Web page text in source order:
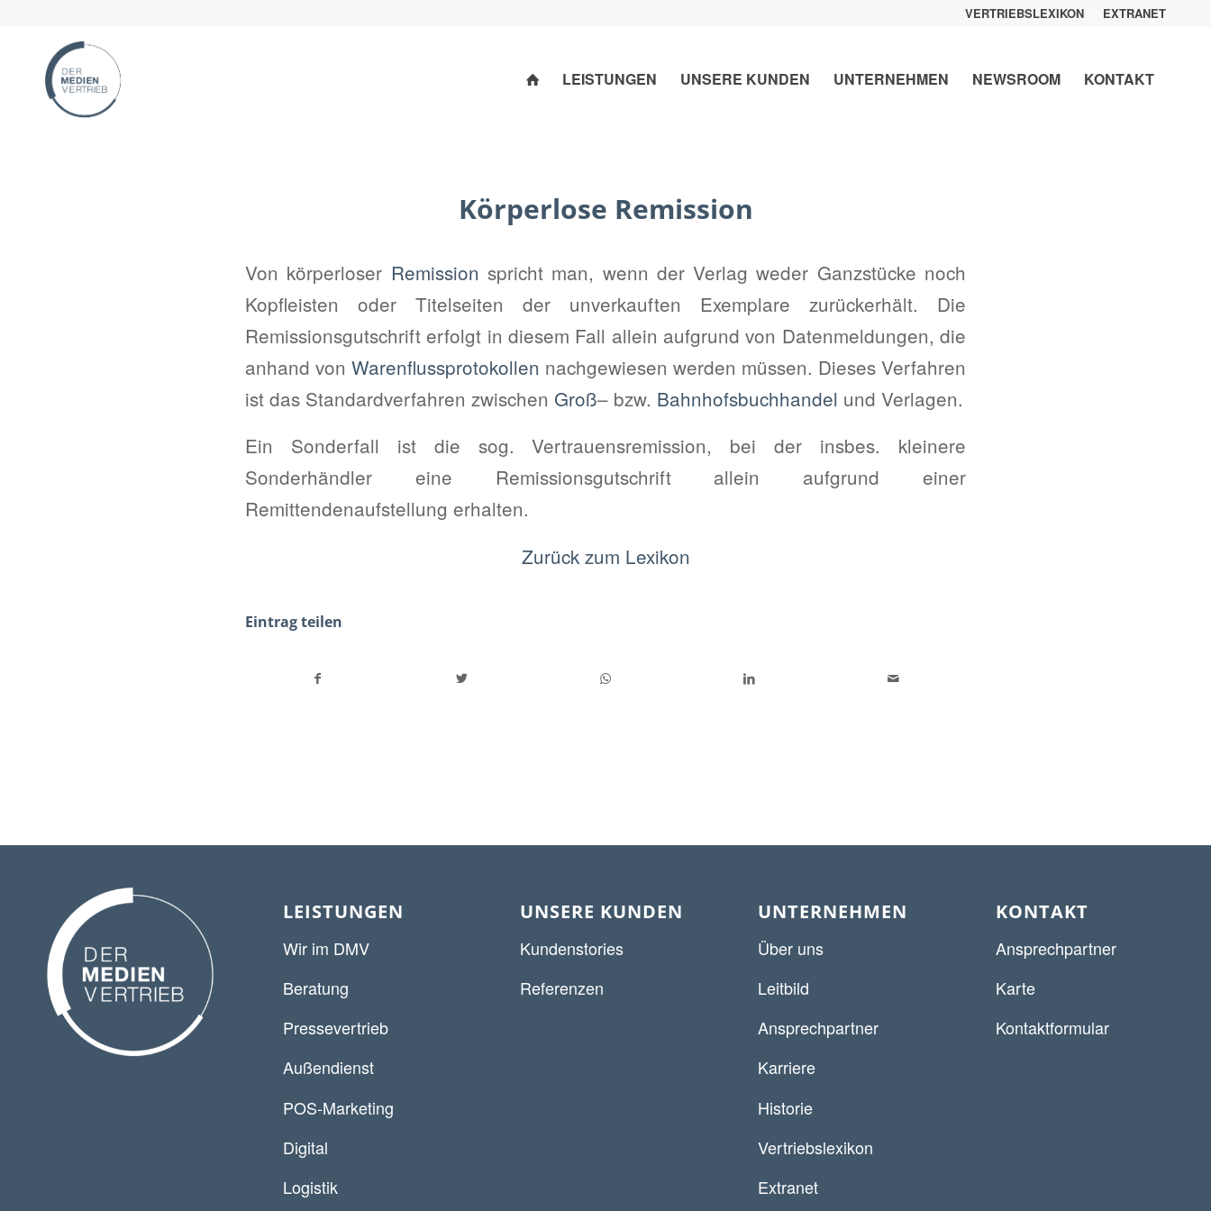
VERTRIEBSLEXIKON EXTRANET
LEISTUNGEN UNSERE KUNDEN UNTERNEHMEN NEWSROOM KONTAKT
Körperlose Remission
Von körperloser Remission spricht man, wenn der Verlag weder Ganzstücke noch
Kopfleisten oder Titelseiten der unverkauften Exemplare zurückerhält. Die
Remissionsgutschrift erfolgt in diesem Fall allein aufgrund von Datenmeldungen, die
anhand von Warenflussprotokollen nachgewiesen werden müssen. Dieses Verfahren
ist das Standardverfahren zwischen Groß– bzw. Bahnhofsbuchhandel und Verlagen.
Ein Sonderfall ist die sog. Vertrauensremission, bei der insbes. kleinere
Sonderhändler eine Remissionsgutschrift allein aufgrund einer
Remittendenaufstellung erhalten.
Zurück zum Lexikon
Eintrag teilen
LEISTUNGEN
Wir im DMV
Beratung
Pressevertrieb
Außendienst
POS-Marketing
Digital
Logistik
UNSERE KUNDEN
Kundenstories
Referenzen
UNTERNEHMEN
Über uns
Leitbild
Ansprechpartner
Karriere
Historie
Vertriebslexikon
Extranet
KONTAKT
Ansprechpartner
Karte
Kontaktformular